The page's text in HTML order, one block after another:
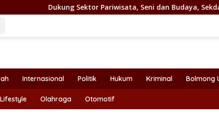
Dukung Sektor Pariwisata, Seni dan Budaya, Sekda Bolsel
Internasional Politik Hukum Kriminal Bolmong
Lifestyle Olahraga Otomotif